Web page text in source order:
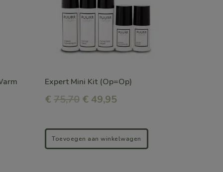
Expert Mini Kit (Op=Op)
€ 75,70 € 49,95
Toevoegen aan winkelwagen
variaties.
optie
worden
op
productpagina